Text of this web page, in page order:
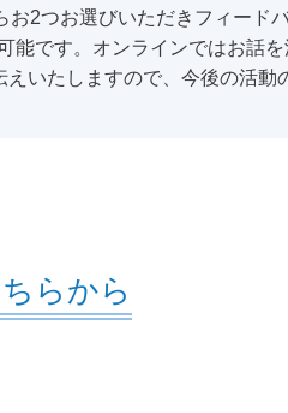
2つお選びいただきフィード
能です。オンラインではお話を
いたしますので、今後の活動
らから